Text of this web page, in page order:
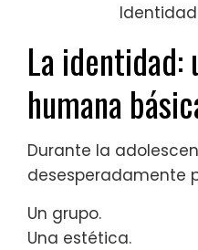
La identidad:
humana
Durante la
desesperadamente
Un grupo.
Una estética.